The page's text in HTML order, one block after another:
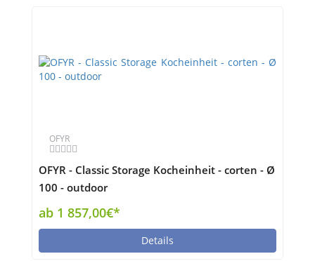
OFYR
OFYR - Classic Storage Kocheinheit - corten - Ø
100 - outdoor
ab 1 857,00€*
Details